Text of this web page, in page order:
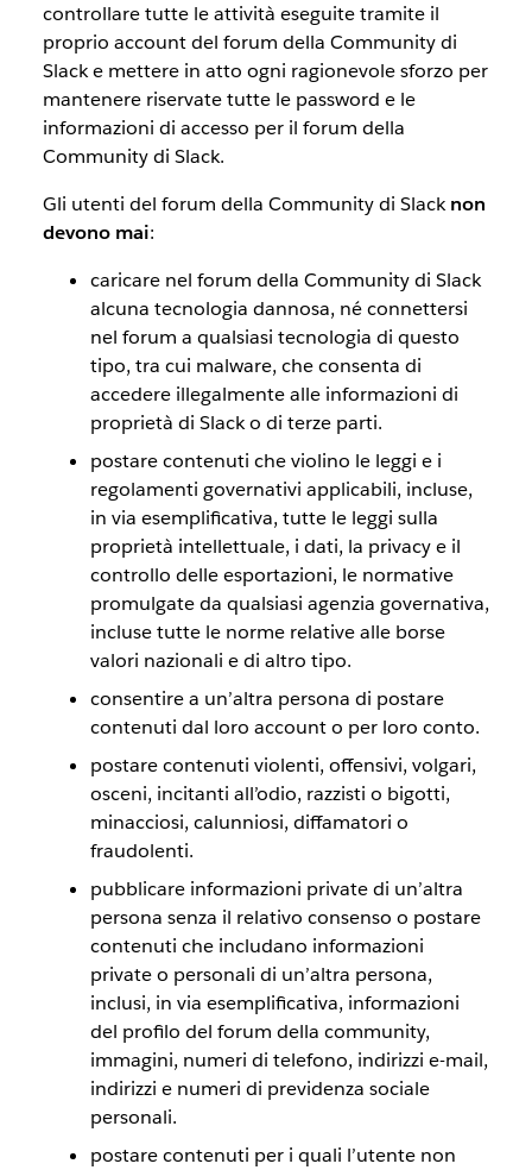
controllare tutte le attività eseguite tramite il
proprio account del forum della Community di
Slack e mettere in atto ogni ragionevole sforzo per
mantenere riservate tutte le password e le
informazioni di accesso per il forum della
Community di Slack.
Gli utenti del forum della Community di Slacknon
devono mai:
caricare nel forum della Community di Slack
alcuna tecnologia dannosa, né connettersi
nel forum a qualsiasi tecnologia di questo
tipo, tra cui malware, che consenta di
accedere illegalmente alle informazioni di
proprietà di Slack o di terze parti.
postare contenuti che violino le leggi e i
regolamenti governativi applicabili, incluse,
in via esemplificativa, tutte le leggi sulla
proprietà intellettuale, i dati, la privacy e il
controllo delle esportazioni, le normative
promulgate da qualsiasi agenzia governativa,
incluse tutte le norme relative alle borse
valori nazionali e di altro tipo.
consentire a un’altra persona di postare
contenuti dal loro account o per loro conto.
postare contenuti violenti, offensivi, volgari,
osceni, incitanti all’odio, razzisti o bigotti,
minacciosi, calunniosi, diffamatori o
fraudolenti.
pubblicare informazioni private di un’altra
persona senza il relativo consenso o postare
contenuti che includano informazioni
private o personali di un’altra persona,
inclusi, in via esemplificativa, informazioni
del profilo del forum della community,
immagini, numeri di telefono, indirizzi e-mail,
indirizzi e numeri di previdenza sociale
personali.
postare contenuti per i quali l’utente non